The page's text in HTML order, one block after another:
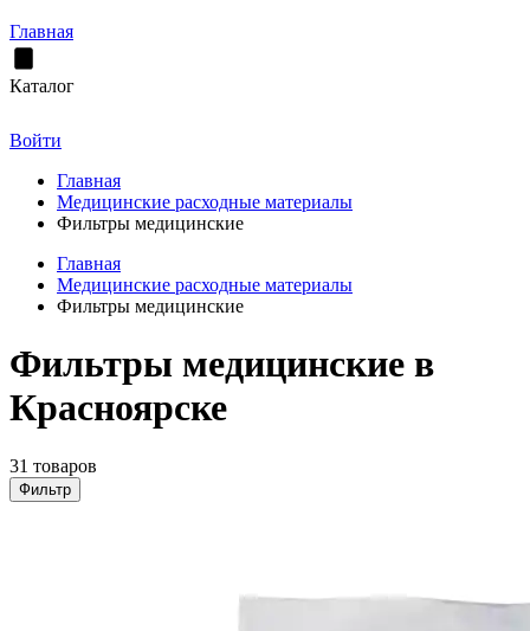
Главная
Каталог
Войти
Главная
Медицинские расходные материалы
Фильтры медицинские
Главная
Медицинские расходные материалы
Фильтры медицинские
Фильтры медицинские в
Красноярске
31 товаров
Фильтр